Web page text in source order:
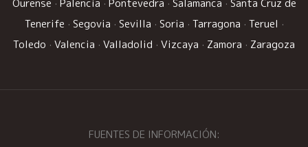
Ourense · Palencia · Pontevedra · Salamanca · Santa Cruz de
Tenerife · Segovia · Sevilla · Soria · Tarragona · Teruel ·
Toledo · Valencia · Valladolid · Vizcaya · Zamora · Zaragoza
FUENTES DE INFORMACIÓN: